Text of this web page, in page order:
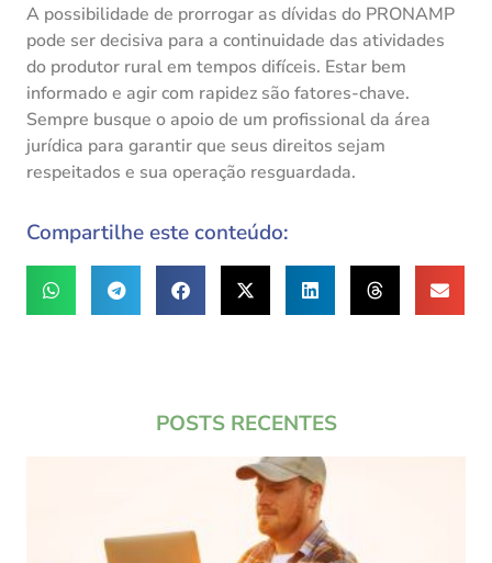
A possibilidade de prorrogar as dívidas do PRONAMP
pode ser decisiva para a continuidade das atividades
do produtor rural em tempos difíceis. Estar bem
informado e agir com rapidez são fatores-chave.
Sempre busque o apoio de um profissional da área
jurídica para garantir que seus direitos sejam
respeitados e sua operação resguardada.
Compartilhe este conteúdo:
POSTS RECENTES